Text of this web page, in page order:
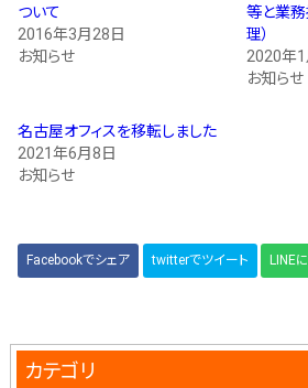
ついて
2016年3月28日
お知らせ
等と業務
理）
2020年1
お知らせ
名古屋オフィスを移転しました
2021年6月8日
お知らせ
Facebookでシェア twitterでツイート LINE
カテゴリ